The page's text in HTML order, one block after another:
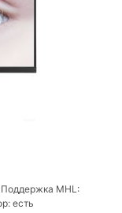
Поддержка MHL:
есть